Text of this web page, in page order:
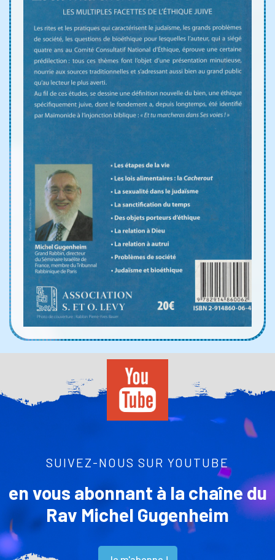
SUIVEZ-NOUS SUR YOUTUBE
en vous abonnant à la chaîne du
Rav Michel Gugenheim